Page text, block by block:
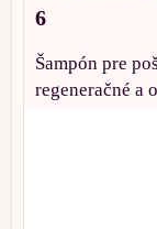
6
Šampón pre
regeneračné a